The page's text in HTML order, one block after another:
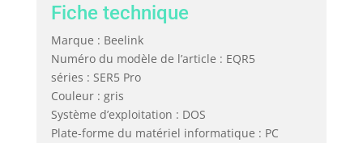
Fiche technique
Marque : Beelink
Numéro du modèle de l’article : EQR5
séries : SER5 Pro
Couleur : gris
Système d’exploitation : DOS
Plate-forme du matériel informatique : PC